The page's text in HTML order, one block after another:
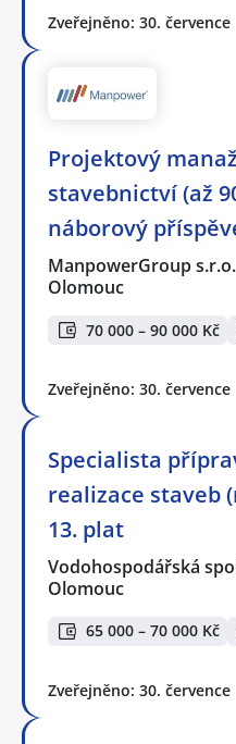
Zveřejněno: 30. července
Projektový
stavebnictví (až
náborový
ManpowerGroup s.r.o.
Olomouc
70 000 – 90 000 Kč
Zveřejněno: 30. července
Specialista
realizace staveb
13. plat
Vodohospodářská
Olomouc
65 000 – 70 000 Kč
Zveřejněno: 30. července